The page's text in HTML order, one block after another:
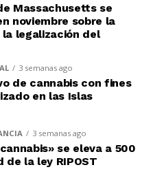
Massachusetts se
noviembre sobre la
legalización del
3 semanas ago
de cannabis con fines
en las Islas
3 semanas ago
se eleva a 500
de la ley RIPOST